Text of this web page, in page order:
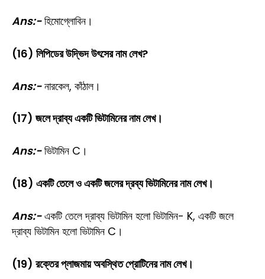
Ans:-হিমোগ্লোবিন।
(16) লিপিডের উদ্ভিদ উৎসের নাম লেখ?
Ans:-নারকেল, কাঁঠাল।
(17) জলে দ্রাব্য একটি ভিটামিনের নাম লেখ।
Ans:-ভিটামিন C।
(18) একটি তেলে ও একটি জলের দ্রব্য ভিটামিনের নাম লেখ।
Ans:-একটি তেলে দ্রাব্য ভিটামিন হলো ভিটামিন- K, একটি জলে
দ্রাব্য ভিটামিন হলো ভিটামিন C।
(19) রক্তের প্লাজমায় অবস্থিত প্রোটিনের নাম লেখ।